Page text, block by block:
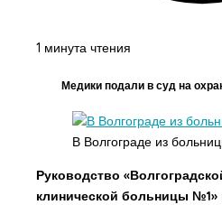
1 минута чтения
Медики подали в суд на
В Волгограде из
Руководство
клинической больницы